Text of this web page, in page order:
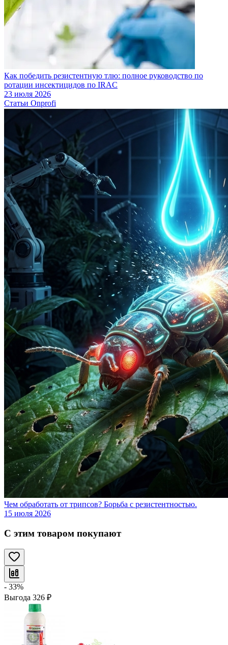
Как победить резистентную тлю: полное руководство по
ротации инсектицидов по IRAC
23 июля 2026
Статьи Onprofi
Чем обработать от трипсов? Борьба с резистентностью.
15 июля 2026
С этим товаром покупают
- 33%
Выгода 326 ₽